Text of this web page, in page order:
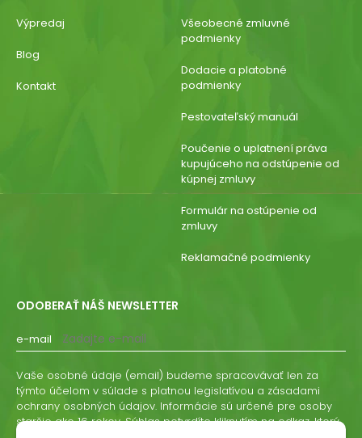
Výpredaj
Blog
Kontakt
Všeobecné zmluvné
podmienky
Dodacie a platobné
podmienky
Pestovateľský manuál
Poučenie o uplatnení práva
kupujúceho na odstúpenie od
kúpnej zmluvy
Formulár na ostúpenie od
zmluvy
Reklamačné podmienky
ODOBERAŤ NÁŠ NEWSLETTER
e-mail
Vaše osobné údaje (email) budeme spracovávať len za
týmto účelom v súlade s platnou legislatívou a zásadami
ochrany osobných údajov. Informácie sú určené pre osoby
staršie ako 16 rokov. Súhlas potvrdíte kliknutím na odkaz, ktorý